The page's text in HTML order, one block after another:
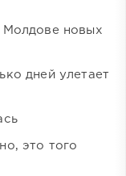
Молдове новых
дней улетает
это того